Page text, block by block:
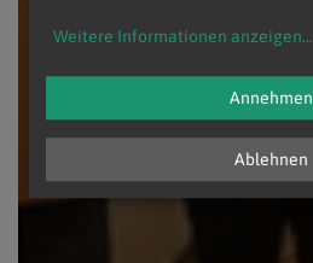
Weitere Informationen anzeigen...
Ablehnen
Annehmen